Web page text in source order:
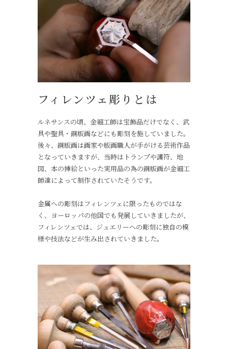
フィレンツェ彫りとは
ルネサンスの頃、金細工師は宝飾品だけでなく、武
具や聖具・銅版画などにも彫刻を施していました。
後々、銅版画は画家や版画職人が手がける芸術作品
となっていきますが、当時はトランプや護符、地
図、本の挿絵といった実用品の為の銅版画が金細工
師達によって制作されていたそうです。
金属への彫刻はフィレンツェに限ったものではな
く、ヨーロッパの他国でも発展していきましたが、
フィレンツェでは、ジュエリーへの彫刻に独自の模
様や技法などが生み出されていきました。